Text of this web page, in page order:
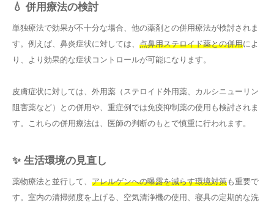
💧 併用療法の検討
単独療法で効果が不十分な場合、他の薬剤との併用療法が検討されま
す。例えば、鼻炎症状に対しては、 点鼻用ステロイド薬との併用によ
り、より効果的な症状コントロールが可能になります。
皮膚症状に対しては、外用薬（ステロイド外用薬、カルシニューリン
阻害薬など）との併用や、重症例では免疫抑制薬の使用も検討されま
す。これらの併用療法は、医師の判断のもとで慎重に行われます。
✨ 生活環境の見直し
薬物療法と並行して、 アレルゲンへの曝露を減らす環境対策も重要で
す。室内の清掃頻度を上げる、空気清浄機の使用、寝具の定期的な洗